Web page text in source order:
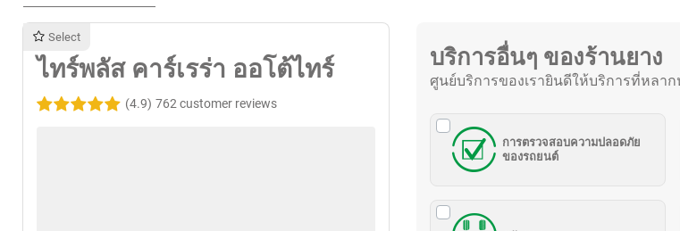
Select
ไทร์พลัส คาร์เรร่า ออโต้ไทร์
(4.9) 762 customer reviews
บริการอื่นๆ ของร้านยาง
ศูนย์บริการของเรายินดีให้บริการที่หลาก
การตรวจสอบความปลอดภัย
ของรถยนต์